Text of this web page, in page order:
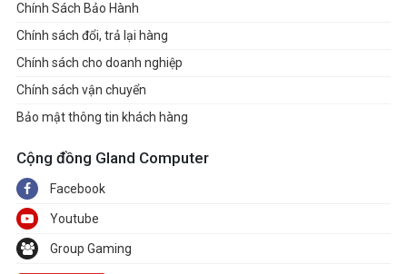
Chính Sách Bảo Hành
Chính sách đổi, trả lại hàng
Chính sách cho doanh nghiệp
Chính sách vận chuyển
Bảo mật thông tin khách hàng
Cộng đồng Gland Computer
Facebook
Youtube
Group Gaming